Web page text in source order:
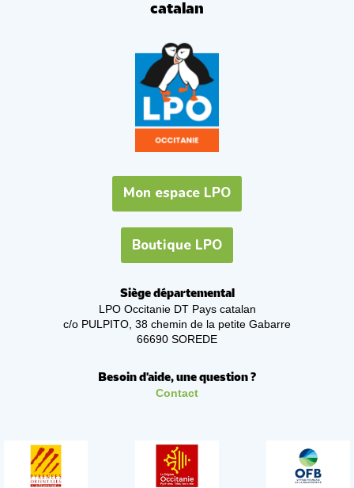
catalan
Mon espace LPO
Boutique LPO
Siège départemental
LPO Occitanie DT Pays catalan
c/o PULPITO, 38 chemin de la petite Gabarre
66690 SOREDE
Besoin d'aide, une question ?
Contact